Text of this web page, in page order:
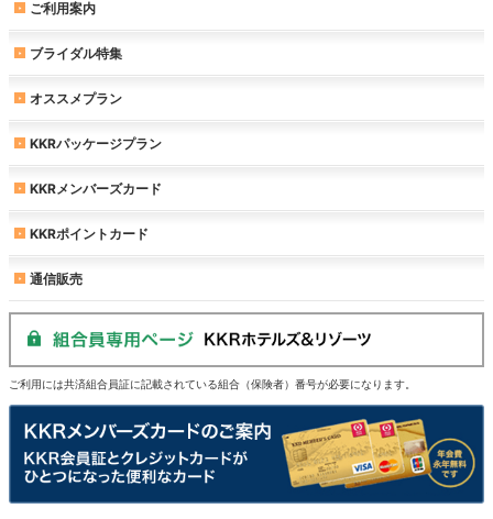
ご利用案内
ブライダル特集
オススメプラン
KKRパッケージプラン
KKRメンバーズカード
KKRポイントカード
通信販売
ご利用には共済組合員証に記載されている組合（保険者）番号が必要になります。